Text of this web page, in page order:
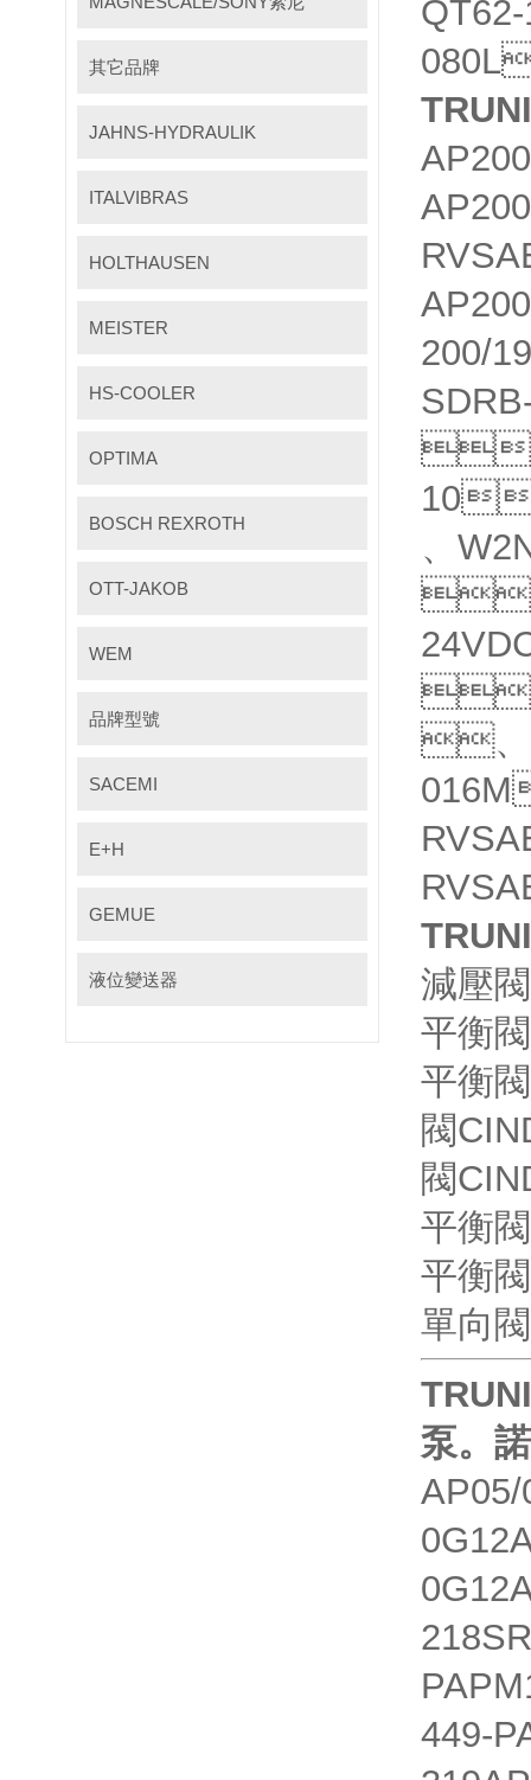
其它品牌
JAHNS-HYDRAULIK
ITALVIBRAS
HOLTHAUSEN
MEISTER
HS-COOLER
OPTIMA
BOSCH REXROTH
OTT-JAKOB
WEM
品牌型號
SACEMI
E+H
GEMUE
液位變送器
200/

、
、
減壓
平衡
平衡
閥
閥
平衡
平衡
單向
泵。
AP05/
449-